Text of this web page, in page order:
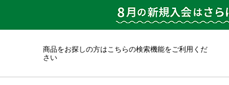
商品をお探しの方はこちらの検索機能をご利用くだ
さい